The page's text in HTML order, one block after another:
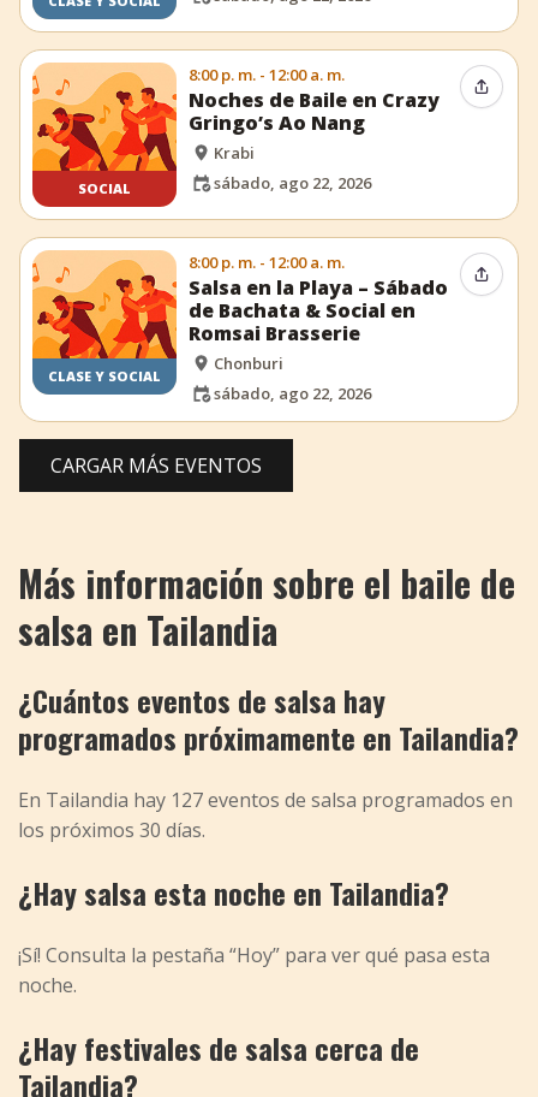
SOCIAL
8:00 p. m. - 12:00 a. m.
Noches de Baile en Crazy
Gringo’s Ao Nang
Krabi
sábado, ago 22, 2026
CLASE Y SOCIAL
8:00 p. m. - 12:00 a. m.
Salsa en la Playa – Sábado
de Bachata & Social en
Romsai Brasserie
Chonburi
sábado, ago 22, 2026
CARGAR MÁS EVENTOS
Más información sobre el baile de
salsa en Tailandia
¿Cuántos eventos de salsa hay
programados próximamente en Tailandia?
En Tailandia hay 127 eventos de salsa programados en
los próximos 30 días.
¿Hay salsa esta noche en Tailandia?
¡Sí! Consulta la pestaña “Hoy” para ver qué pasa esta
noche.
¿Hay festivales de salsa cerca de
Tailandia?